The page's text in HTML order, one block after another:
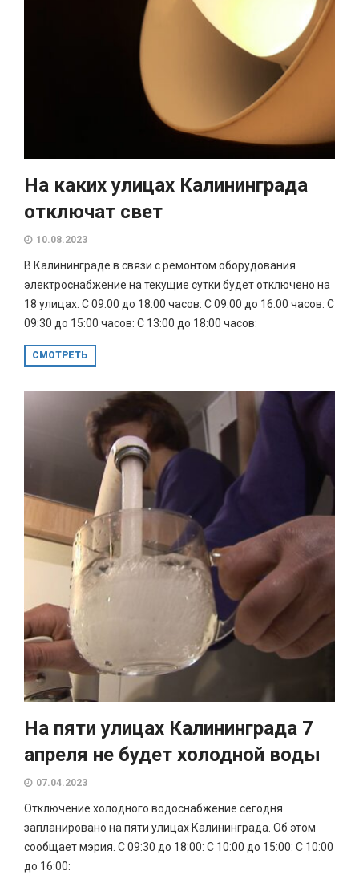
На каких улицах Калининграда
отключат свет
10.08.2023
В Калининграде в связи с ремонтом оборудования
электроснабжение на текущие сутки будет отключено на
18 улицах. С 09:00 до 18:00 часов: С 09:00 до 16:00 часов: С
09:30 до 15:00 часов: С 13:00 до 18:00 часов:
СМОТРЕТЬ
На пяти улицах Калининграда 7
апреля не будет холодной воды
07.04.2023
Отключение холодного водоснабжение сегодня
запланировано на пяти улицах Калининграда. Об этом
сообщает мэрия. С 09:30 до 18:00: С 10:00 до 15:00: С 10:00
до 16:00: